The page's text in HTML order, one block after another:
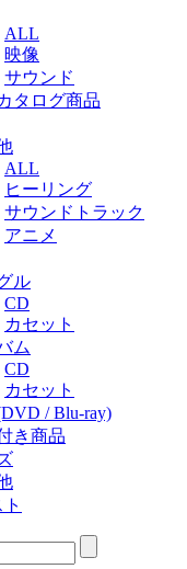
ALL
映像
サウンド
タログ商品
ALL
ヒーリング
サウンドトラック
アニメ
ル
CD
カセット
ム
CD
カセット
/ Blu-ray)
き商品